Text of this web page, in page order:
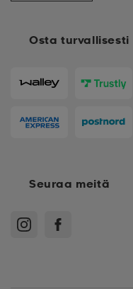
Osta turvallisesti
Seuraa meitä